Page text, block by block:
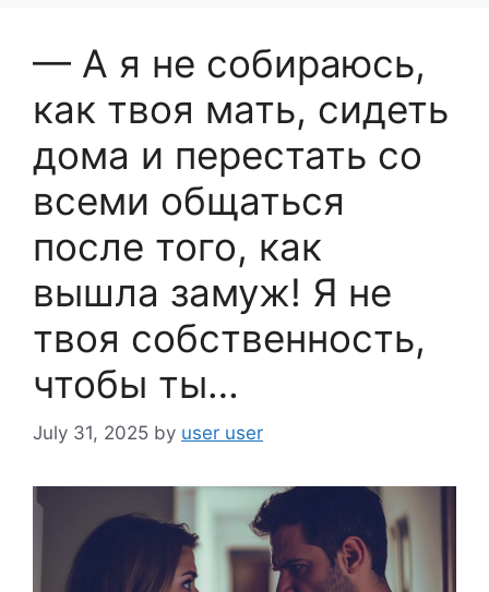
k
— А я не собираюсь,
как твоя мать, сидеть
дома и перестать со
всеми общаться
после того, как
вышла замуж! Я не
твоя собственность,
чтобы ты…
July 31, 2025 by user user